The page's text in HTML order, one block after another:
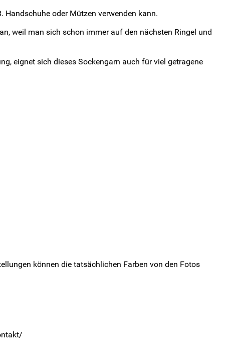
Handschuhe oder Mützen verwenden kann.
weil man sich schon immer auf den nächsten Ringel und
eignet sich dieses Sockengarn auch für viel getragene
können die tatsächlichen Farben von den Fotos